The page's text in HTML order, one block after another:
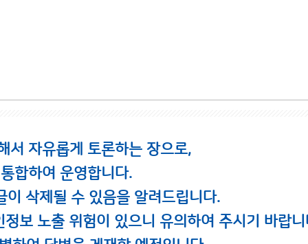
서 자유롭게 토론하는 장으로,
합하여 운영합니다.
삭제될 수 있음을 알려드립니다.
보 노출 위험이 있으니 유의하여 주시기 바랍니